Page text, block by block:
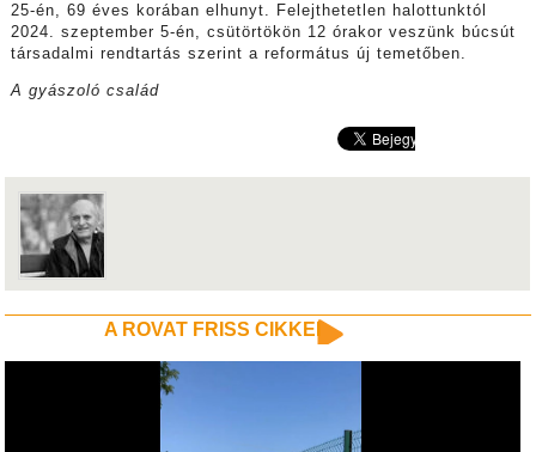
25-én, 69 éves korában elhunyt. Felejthetetlen halottunktól
2024. szeptember 5-én, csütörtökön 12 órakor veszünk búcsút
társadalmi rendtartás szerint a református új temetőben.
A gyászoló család
A ROVAT FRISS CIKKEI